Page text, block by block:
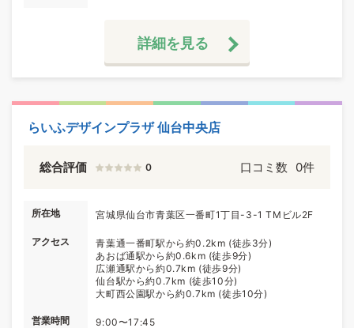
詳細を見る
らいふデザインプラザ 仙台中央店
総合評価 0 口コミ数 0件
所在地 宮城県仙台市青葉区一番町1丁目-3-1 TMビル2F
アクセス
青葉通一番町駅から約0.2km (徒歩3分)
あおば通駅から約0.6km (徒歩9分)
広瀬通駅から約0.7km (徒歩9分)
仙台駅から約0.7km (徒歩10分)
大町西公園駅から約0.7km (徒歩10分)
営業時間 9:00〜17:45